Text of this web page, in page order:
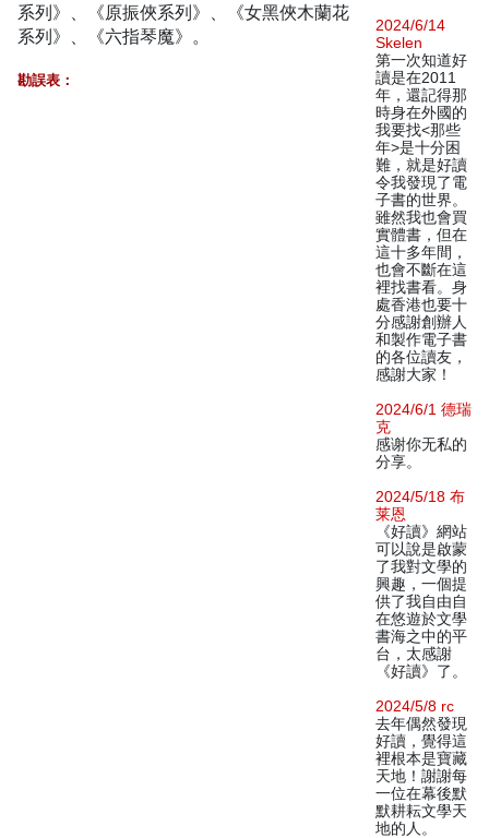
系列》、《原振俠系列》、《女黑俠木蘭花
系列》、《六指琴魔》。
勘誤表：
2024/6/14
Skelen
第一次知道好
讀是在2011
年，還記得那
時身在外國的
我要找<那些
年>是十分困
難，就是好讀
令我發現了電
子書的世界。
雖然我也會買
實體書，但在
這十多年間，
也會不斷在這
裡找書看。身
處香港也要十
分感謝創辦人
和製作電子書
的各位讀友，
感謝大家！
2024/6/1 德瑞
克
感谢你无私的
分享。
2024/5/18 布
莱恩
《好讀》網站
可以說是啟蒙
了我對文學的
興趣，一個提
供了我自由自
在悠遊於文學
書海之中的平
台，太感謝
《好讀》了。
2024/5/8 rc
去年偶然發現
好讀，覺得這
裡根本是寶藏
天地！謝謝每
一位在幕後默
默耕耘文學天
地的人。